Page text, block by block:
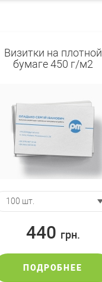
Визитки на плотной
бумаге 450 г/м2
440 грн.
ПОДРОБНЕЕ